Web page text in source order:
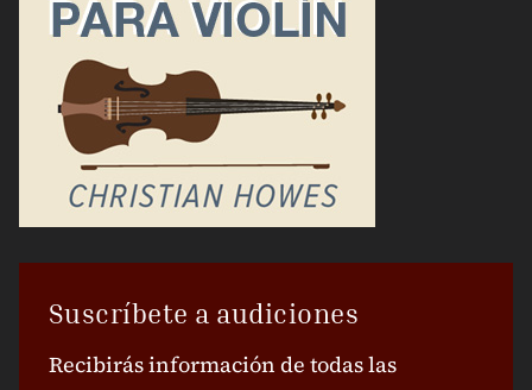
Suscríbete a audiciones
Recibirás información de todas las